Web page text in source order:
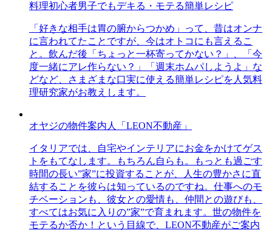
料理初心者男子でもデキる・モテる簡単レシピ
「好きな相手は胃の腑からつかめ」って、昔はオンナ
に言われてたことですが、今はオトコにも言えるこ
と。飲んだ後「ちょっと一杯寄ってかない？」、「今
度一緒にアレ作らない？」「週末ホムパしようよ」な
どなど、さまざまな口実に使える簡単レシピを人気料
理研究家がお教えします。
オヤジの物件案内人「LEON不動産」
イタリアでは、自宅やインテリアにお金をかけてゲス
トをもてなします。もちろん自らも。もっとも過ごす
時間の長い”家”に投資することが、人生の豊かさに直
結することを彼らは知っているのですね。仕事へのモ
チベーションも、彼女との愛情も、仲間との遊びも、
すべてはお気に入りの”家”で育まれます。世の物件を
モテるか否か！という目線で、LEON不動産がご案内